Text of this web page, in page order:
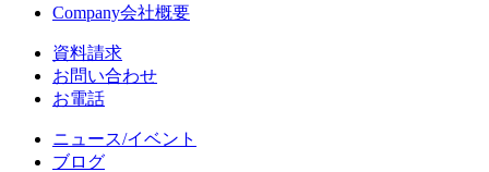
Company会社概要
資料請求
お問い合わせ
お電話
ニュース/イベント
ブログ